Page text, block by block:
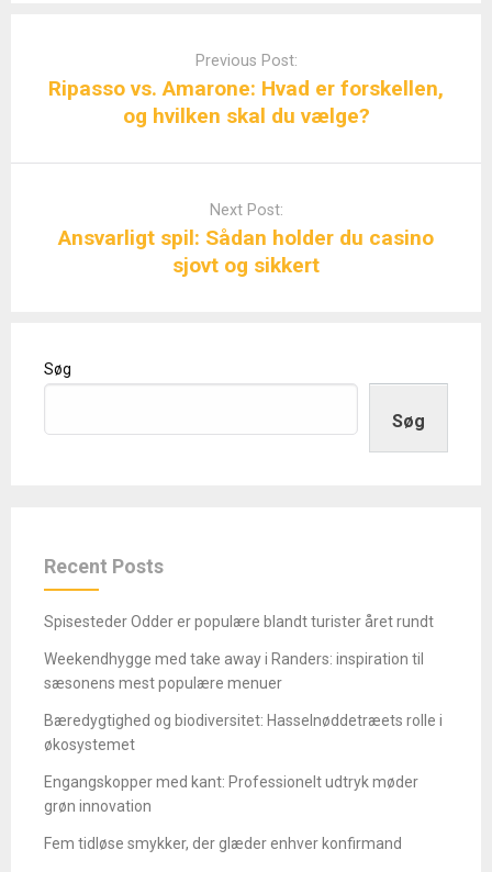
Previous Post:
Ripasso vs. Amarone: Hvad er forskellen,
og hvilken skal du vælge?
Next Post:
Ansvarligt spil: Sådan holder du casino
sjovt og sikkert
Søg
Søg
Recent Posts
Spisesteder Odder er populære blandt turister året rundt
Weekendhygge med take away i Randers: inspiration til
sæsonens mest populære menuer
Bæredygtighed og biodiversitet: Hasselnøddetræets rolle i
økosystemet
Engangskopper med kant: Professionelt udtryk møder
grøn innovation
Fem tidløse smykker, der glæder enhver konfirmand